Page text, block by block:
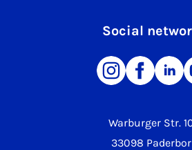
Warburger Str.
33098
Social